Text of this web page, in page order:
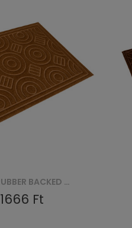
LÁBTÖRLŐ RUBBER BACKED PP WITHOUT EDGES (VI 4017) - BEŻOWY
1666 Ft